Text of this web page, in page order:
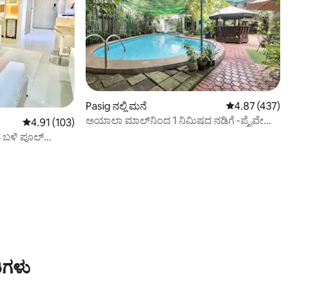
5 ರಲ್ಲಿ 4.91 ಸರಾಸರಿ ರೇಟಿಂಗ್, 103 ವಿಮರ್ಶೆಗಳು
4.91 (103)
ಬಳಿ ಪೂಲ್
Pasig ನಲ್ಲಿ ಮನೆ 5 ರಲ್ಲಿ 4.87 ಸರಾಸರಿ
4.87 (437)
ಅಯಾಲಾ ಮಾಲ್‌ನಿಂದ 1 ನಿಮಿಷದ ನಡಿಗೆ -ಪ್ರೈವೇಟ್